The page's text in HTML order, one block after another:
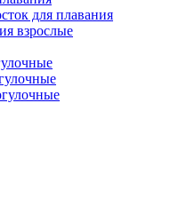
для плавания
взрослые